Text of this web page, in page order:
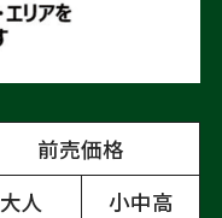
前売価格
大人
小中高